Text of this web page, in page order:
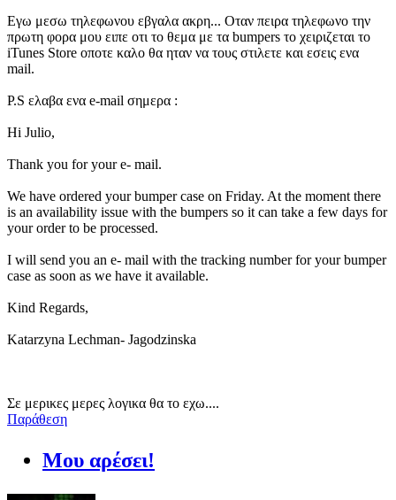
Εγω μεσω τηλεφωνου εβγαλα ακρη... Οταν πειρα τηλεφωνο την
πρωτη φορα μου ειπε οτι το θεμα με τα bumpers το χειριζεται το
iTunes Store οποτε καλο θα ηταν να τους στιλετε και εσεις ενα
mail.
P.S ελαβα ενα e-mail σημερα :
Hi Julio,
Thank you for your e- mail.
We have ordered your bumper case on Friday. At the moment there
is an availability issue with the bumpers so it can take a few days for
your order to be processed.
I will send you an e- mail with the tracking number for your bumper
case as soon as we have it available.
Kind Regards,
Katarzyna Lechman- Jagodzinska
Σε μερικες μερες λογικα θα το εχω....
Παράθεση
Μου αρέσει!